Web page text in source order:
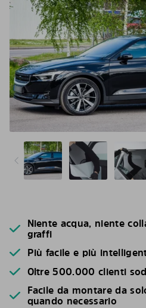
Niente acqua, niente
graffi
Più facile e più
Oltre 500.000 clienti
Facile da montare da
quando necessario